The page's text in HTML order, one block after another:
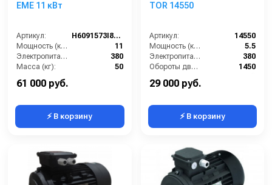
EME 11 кВт
Артикул:
H6091573I8100
Мощность (кВт):
11
Электропитание (В):
380
Масса (кг):
50
Обороты двигателя (об/мин):
61 000 руб.
⚡ В корзину
TOR 14550
Артикул:
14550
Мощность (кВт):
5.5
Электропитание (В):
380
Обороты двигателя (об/мин):
1450
29 000 руб.
⚡ В корзину